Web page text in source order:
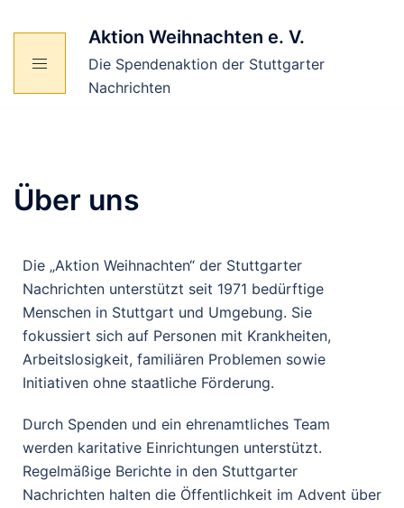
Aktion Weihnachten e. V.
Die Spendenaktion der Stuttgarter
Nachrichten
Über uns
Die „Aktion Weihnachten“ der Stuttgarter
Nachrichten unterstützt seit 1971 bedürftige
Menschen in Stuttgart und Umgebung. Sie
fokussiert sich auf Personen mit Krankheiten,
Arbeitslosigkeit, familiären Problemen sowie
Initiativen ohne staatliche Förderung.
Durch Spenden und ein ehrenamtliches Team
werden karitative Einrichtungen unterstützt.
Regelmäßige Berichte in den Stuttgarter
Nachrichten halten die Öffentlichkeit im Advent über